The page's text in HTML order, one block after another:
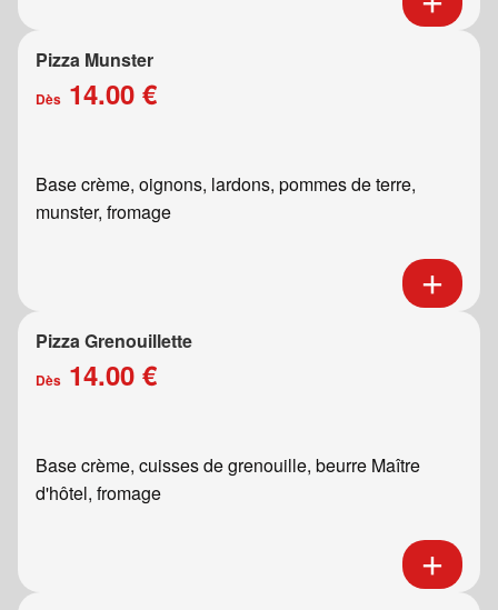
Pizza Munster
Dès 14.00 €
Base crème, oignons, lardons, pommes de terre,
munster, fromage
Pizza Grenouillette
Dès 14.00 €
Base crème, cuisses de grenouille, beurre Maître
d'hôtel, fromage